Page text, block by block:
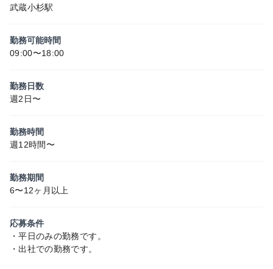
武蔵小杉駅
勤務可能時間
09:00〜18:00
勤務日数
週2日〜
勤務時間
週12時間〜
勤務期間
6〜12ヶ月以上
応募条件
・平日のみの勤務です。
・出社での勤務です。